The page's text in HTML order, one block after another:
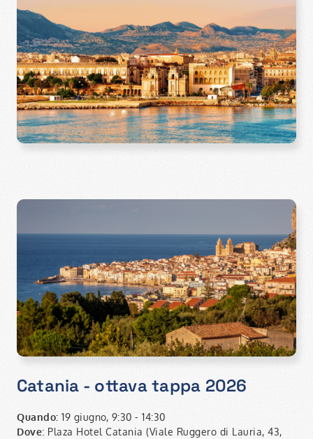
Catania - ottava tappa 2026
Quando: 19 giugno, 9:30 - 14:30
Dove: Plaza Hotel Catania (Viale Ruggero di Lauria, 43,